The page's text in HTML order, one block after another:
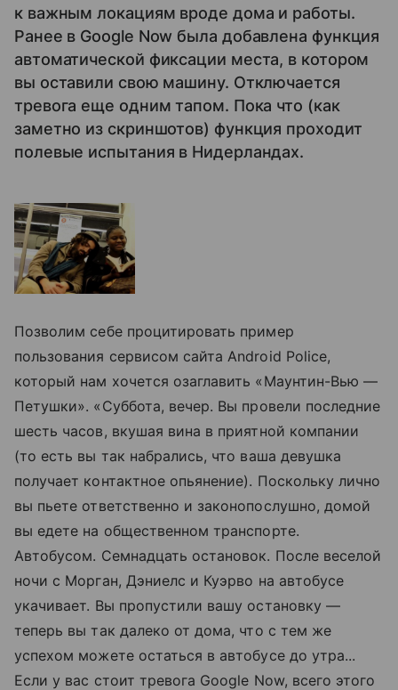
к важным локациям вроде дома и работы.
Ранее в Google Now была добавлена функция
автоматической фиксации места, в котором
вы оставили свою машину. Отключается
тревога еще одним тапом. Пока что (как
заметно из скриншотов) функция проходит
полевые испытания в Нидерландах.
Позволим себе процитировать пример
пользования сервисом сайта Android Police,
который нам хочется озаглавить «Маунтин-Вью —
Петушки». «Суббота, вечер. Вы провели последние
шесть часов, вкушая вина в приятной компании
(то есть вы так набрались, что ваша девушка
получает контактное опьянение). Поскольку лично
вы пьете ответственно и законопослушно, домой
вы едете на общественном транспорте.
Автобусом. Семнадцать остановок. После веселой
ночи с Морган, Дэниелс и Куэрво на автобусе
укачивает. Вы пропустили вашу остановку —
теперь вы так далеко от дома, что с тем же
успехом можете остаться в автобусе до утра...
Если у вас стоит тревога Google Now, всего этого